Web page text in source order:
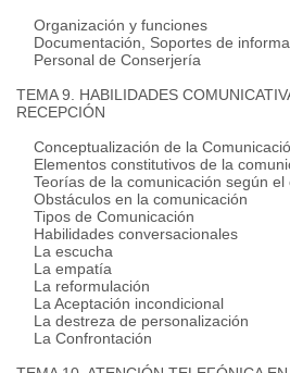
Organización y funciones
Documentación, Soportes de
Personal de Conserjería
TEMA 9. HABILIDADES
RECEPCIÓN
Conceptualización de la
Elementos constitutivos de la
Teorías de la comunicación según el
Obstáculos en la comunicación
Tipos de Comunicación
Habilidades conversacionales
La escucha
La empatía
La reformulación
La Aceptación incondicional
La destreza de personalización
La Confrontación